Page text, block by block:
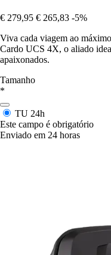
€ 279,95 € 265,83 -5%
Viva cada viagem ao
Cardo UCS 4X, o aliado
apaixonados.
Tamanho
*
TU 24h
Este campo é obrigatório
Enviado em 24 horas